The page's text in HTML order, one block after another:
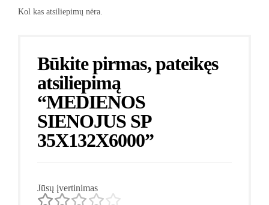
Kol kas atsiliepimų nėra.
Būkite pirmas, pateikęs
atsiliepimą
“MEDIENOS
SIENOJUS SP
35X132X6000”
Jūsų įvertinimas